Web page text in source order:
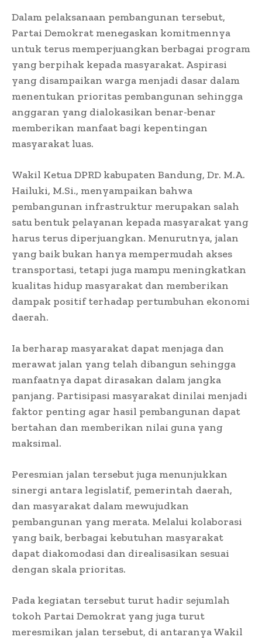
Dalam pelaksanaan pembangunan tersebut,
Partai Demokrat menegaskan komitmennya
untuk terus memperjuangkan berbagai program
yang berpihak kepada masyarakat. Aspirasi
yang disampaikan warga menjadi dasar dalam
menentukan prioritas pembangunan sehingga
anggaran yang dialokasikan benar-benar
memberikan manfaat bagi kepentingan
masyarakat luas.
Wakil Ketua DPRD kabupaten Bandung, Dr. M.A.
Hailuki, M.Si., menyampaikan bahwa
pembangunan infrastruktur merupakan salah
satu bentuk pelayanan kepada masyarakat yang
harus terus diperjuangkan. Menurutnya, jalan
yang baik bukan hanya mempermudah akses
transportasi, tetapi juga mampu meningkatkan
kualitas hidup masyarakat dan memberikan
dampak positif terhadap pertumbuhan ekonomi
daerah.
Ia berharap masyarakat dapat menjaga dan
merawat jalan yang telah dibangun sehingga
manfaatnya dapat dirasakan dalam jangka
panjang. Partisipasi masyarakat dinilai menjadi
faktor penting agar hasil pembangunan dapat
bertahan dan memberikan nilai guna yang
maksimal.
Peresmian jalan tersebut juga menunjukkan
sinergi antara legislatif, pemerintah daerah,
dan masyarakat dalam mewujudkan
pembangunan yang merata. Melalui kolaborasi
yang baik, berbagai kebutuhan masyarakat
dapat diakomodasi dan direalisasikan sesuai
dengan skala prioritas.
Pada kegiatan tersebut turut hadir sejumlah
tokoh Partai Demokrat yang juga turut
meresmikan jalan tersebut, di antaranya Wakil